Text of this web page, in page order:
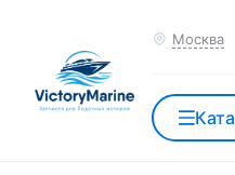
Москва